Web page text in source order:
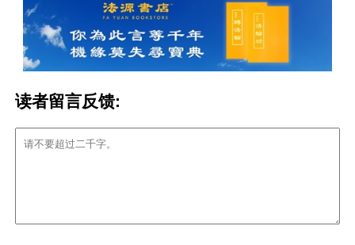
读者留言反馈: